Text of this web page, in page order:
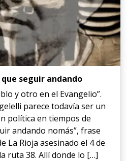
seguir andando
y otro en el Evangelio”.
parece todavía ser un
política en tiempos de
andando nomás”, frase
La Rioja asesinado el 4 de
ruta 38. Allí donde lo […]